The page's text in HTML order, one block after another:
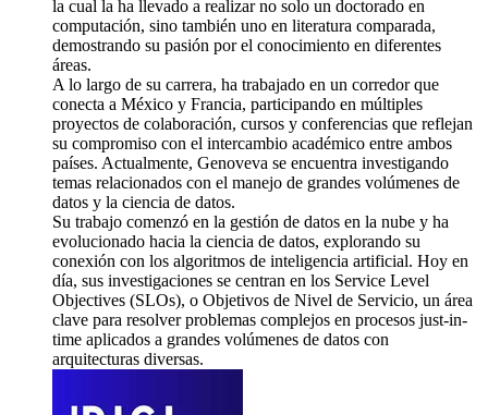
la cual la ha llevado a realizar no solo un doctorado en
computación, sino también uno en literatura comparada,
demostrando su pasión por el conocimiento en diferentes
áreas.
A lo largo de su carrera, ha trabajado en un corredor que
conecta a México y Francia, participando en múltiples
proyectos de colaboración, cursos y conferencias que reflejan
su compromiso con el intercambio académico entre ambos
países. Actualmente, Genoveva se encuentra investigando
temas relacionados con el manejo de grandes volúmenes de
datos y la ciencia de datos.
Su trabajo comenzó en la gestión de datos en la nube y ha
evolucionado hacia la ciencia de datos, explorando su
conexión con los algoritmos de inteligencia artificial. Hoy en
día, sus investigaciones se centran en los Service Level
Objectives (SLOs), o Objetivos de Nivel de Servicio, un área
clave para resolver problemas complejos en procesos just-in-
time aplicados a grandes volúmenes de datos con
arquitecturas diversas.